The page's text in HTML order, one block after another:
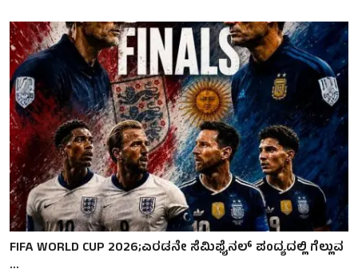
FIFA WORLD CUP 2026;ಎರಡನೇ ಸೆಮಿಫೈನಲ್ ಪಂದ್ಯದಲ್ಲಿ ಗೆಲ್ಲುವ
...